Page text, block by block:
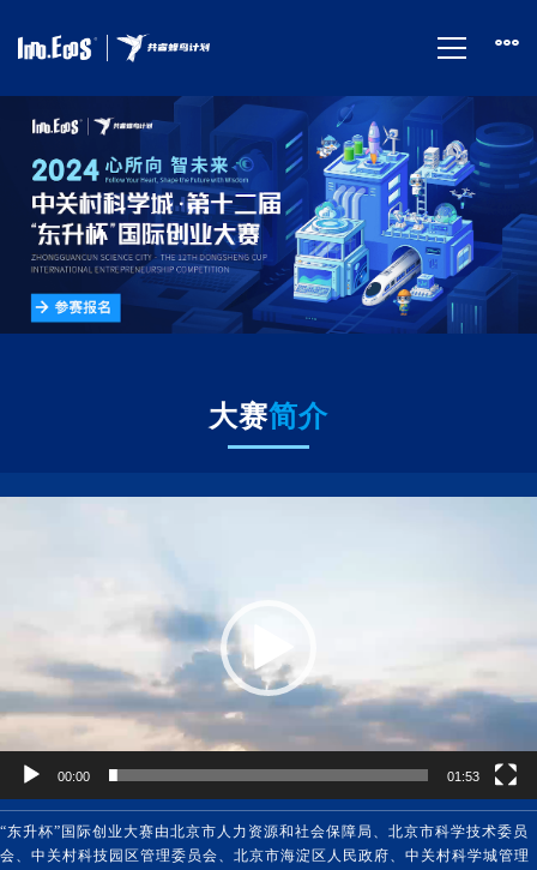
首
页
大赛简介
00:00 01:53
“东升杯”国际创业大赛由北京市人力资源和社会保障局、北京市科学技术委员
会、中关村科技园区管理委员会、北京市海淀区人民政府、中关村科学城管理